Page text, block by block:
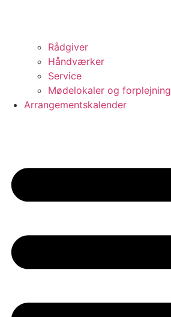
Rådgiver
Håndværker
Service
Mødelokaler og forplejning
Arrangementskalender